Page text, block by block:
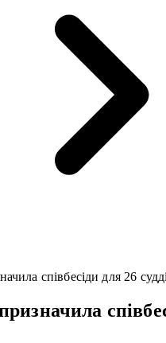
співбесіди для 26